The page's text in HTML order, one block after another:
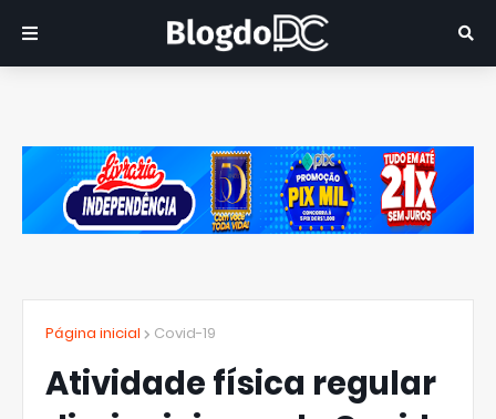
Página inicial Covid-19
Atividade física regular